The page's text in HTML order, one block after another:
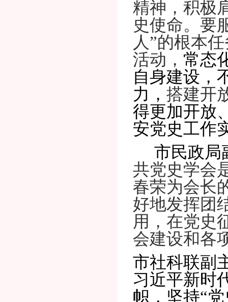
精神，积极
史使命。要
人”的根本
活动， 常态
自身建设，
力 ， 搭建开
得更加开放
安党史工作
市民政局
共党史学会
春荣为会长
好地发挥团
用，在党史
会建设和各
市社科联副
习近平新时
帜，坚持“